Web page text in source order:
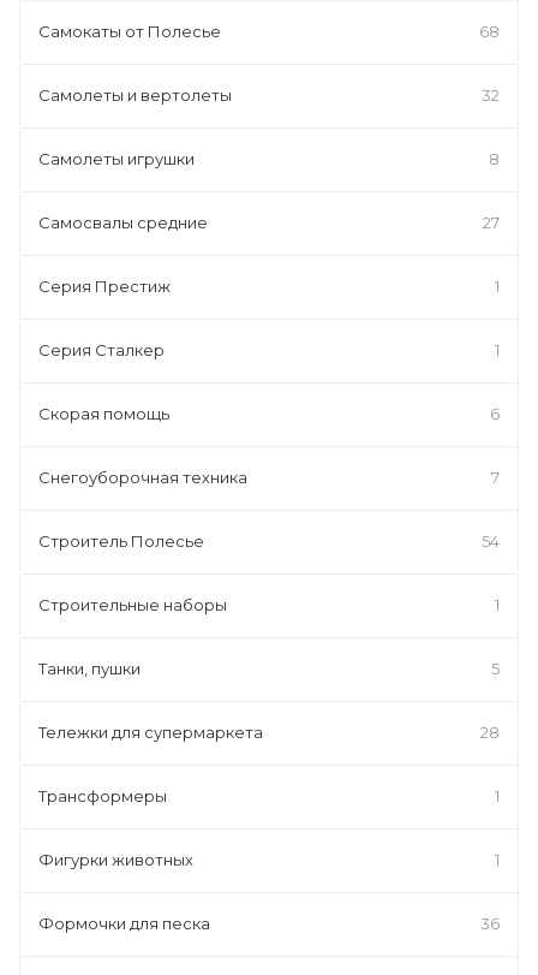
Самокаты от Полесье 68
Самолеты и вертолеты 32
Самолеты игрушки 8
Самосвалы средние 27
Серия Престиж 1
Серия Сталкер 1
Скорая помощь 6
Снегоуборочная техника 7
Строитель Полесье 54
Строительные наборы 1
Танки, пушки 5
Тележки для супермаркета 28
Трансформеры 1
Фигурки животных 1
Формочки для песка 36